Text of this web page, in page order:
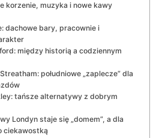
korzenie, muzyka i nowe kawy
dachowe bary, pracownie i
między historią a codziennym
południowe „zaplecze” dla
tańsze alternatywy z dobrym
Londyn staje się „domem”, a dla
ciekawostką